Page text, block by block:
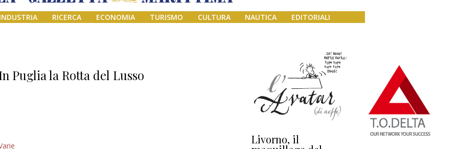
RICERCA ECONOMIA TURISMO CULTURA NAUTICA EDITORIALI
Puglia la Rotta del Lusso
Livorno, il L’uscita di scena di